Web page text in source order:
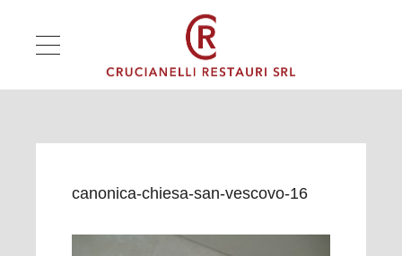
canonica-chiesa-san-vescovo-16